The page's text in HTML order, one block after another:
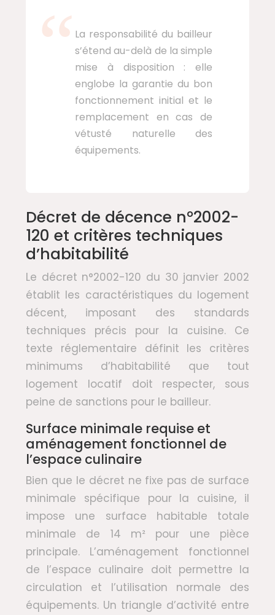
La responsabilité du bailleur
s’étend au-delà de la simple
mise à disposition : elle
englobe la garantie du bon
fonctionnement initial et le
remplacement en cas de
vétusté naturelle des
équipements.
Décret de décence n°2002-
120 et critères techniques
d’habitabilité
Le décret n°2002-120 du 30 janvier 2002
établit les caractéristiques du logement
décent, imposant des standards
techniques précis pour la cuisine. Ce
texte réglementaire définit les critères
minimums d’habitabilité que tout
logement locatif doit respecter, sous
peine de sanctions pour le bailleur.
Surface minimale requise et
aménagement fonctionnel de
l’espace culinaire
Bien que le décret ne fixe pas de surface
minimale spécifique pour la cuisine, il
impose une surface habitable totale
minimale de 14 m² pour une pièce
principale. L’aménagement fonctionnel
de l’espace culinaire doit permettre la
circulation et l’utilisation normale des
équipements. Un triangle d’activité entre